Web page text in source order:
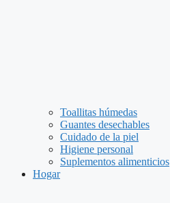
Toallitas húmedas
Guantes desechables
Cuidado de la piel
Higiene personal
Suplementos alimenticios
Hogar